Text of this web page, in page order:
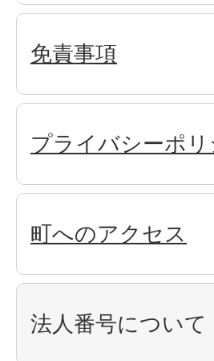
免責事項
プライバシーポ
町へのアクセス
法人番号について